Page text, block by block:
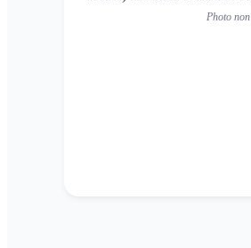
Photo